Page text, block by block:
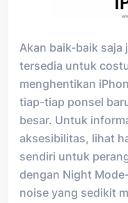
Akan baik-baik saja
tersedia untuk
menghentikan
tiap-tiap ponsel
besar. Untuk
aksesibilitas, lihat
sendiri untuk
dengan Night
noise yang sedikit